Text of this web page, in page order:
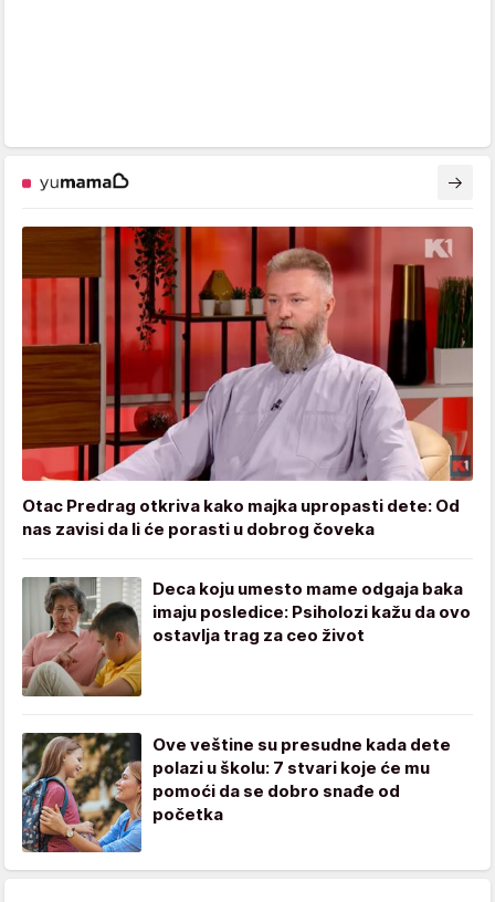
Otac Predrag otkriva kako majka upropasti dete: Od
nas zavisi da li će porasti u dobrog čoveka
Deca koju umesto mame odgaja baka
imaju posledice: Psiholozi kažu da ovo
ostavlja trag za ceo život
Ove veštine su presudne kada dete
polazi u školu: 7 stvari koje će mu
pomoći da se dobro snađe od
početka